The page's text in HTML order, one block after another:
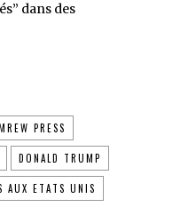
dans des
PRESS
DONALD TRUMP
AUX ETATS UNIS